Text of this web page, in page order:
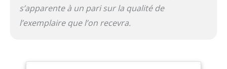
s’apparente à un pari sur la qualité de
l’exemplaire que l’on recevra.